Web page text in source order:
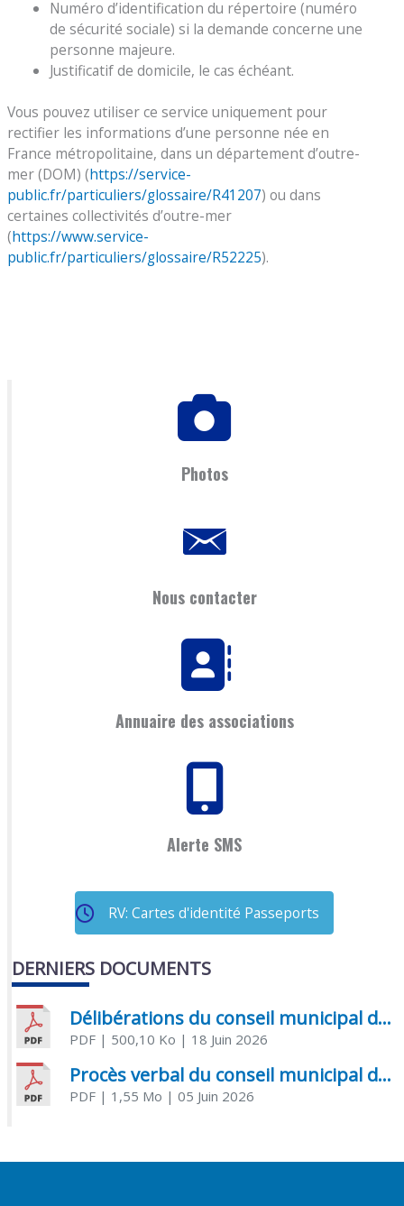
Numéro d’identification du répertoire (numéro
de sécurité sociale) si la demande concerne une
personne majeure.
Justificatif de domicile, le cas échéant.
Vous pouvez utiliser ce service uniquement pour
rectifier les informations d’une personne née en
France métropolitaine, dans un département d’outre-
mer (DOM) (https://service-
public.fr/particuliers/glossaire/R41207) ou dans
certaines collectivités d’outre-mer
(https://www.service-
public.fr/particuliers/glossaire/R52225).
Photos
Nous contacter
Annuaire des associations
Alerte SMS
RV: Cartes d'identité Passeports
DERNIERS DOCUMENTS
Délibérations du conseil municipal du 18 juin 2026
PDF| 500,10 Ko | 18 Juin 2026
Procès verbal du conseil municipal du 05 juin 2026
PDF| 1,55 Mo | 05 Juin 2026